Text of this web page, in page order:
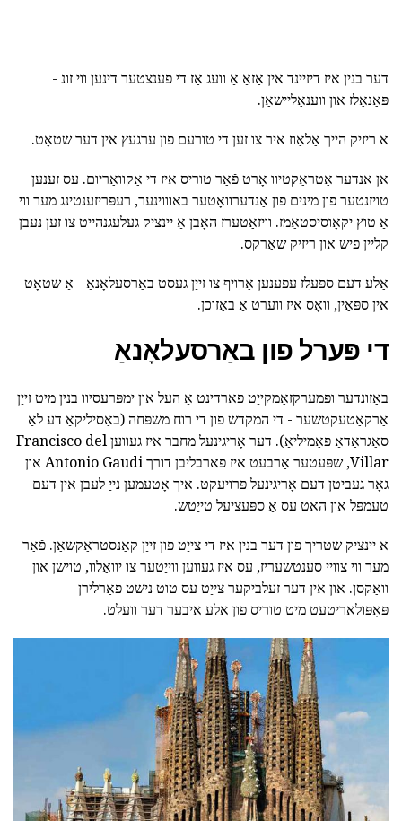
דער בנין איז דיזיינד אין אַזאַ אַ וועג אַז די פֿענצטער דינען ווי זונ -
פּאַנאַלז און ווענאַליישאַן.
א ריזיק הייך אַלאַוז איר צו זען די טורעם פון ערגעץ אין דער שטאָט.
אן אנדער אַטראַקטיוו אָרט פֿאַר טוריס איז די אַקוואַריום. עס זענען
טויזנטער פון מינים פון אַנדערוואָטער באוווינער, רעפּריזענטינג מער ווי
אַ טוץ יקאָוסיסטאַמז. וויזאַטערז האָבן אַ יינציק געלעגנהייט צו זען נעבן
קליין פיש און ריזיק שאַרקס.
אַלע דעם ספּעלז עפענען אַרויף צו זייַן געסט באַרסעלאָנאַ - אַ שטאָט
אין ספּאַין, וואָס איז ווערט אַ באַזוכן.
די פּערל פון באַרסעלאָנאַ
באַזונדער ופמערקזאַמקייַט פארדינט אַ העל און ימפּרעסיוו בנין מיט זייַן
אַרקאַטעקטשער - די המקדש פון די רוח משפּחה (באַסיליקאַ דע לאַ
סאַגראַדאַ פאַמיליאַ). דער אָריגינעל מחבר איז געווען Francisco del
Villar, שפּעטער אַרבעט איז פארבליבן דורך Antonio Gaudi און
גאָר געביטן דעם אָריגינעל פּרויעקט. איך אָטעמען נייַ לעבן אין דעם
טעמפּל און האט עס אַ ספּעציעל טייַטש.
א יינציק שטריך פון דער בנין איז די צייַט פון זייַן קאַנסטראַקשאַן. פֿאַר
מער ווי צוויי סענטשעריז, עס איז געווען ווייַטער צו יוואַלוו, טוישן און
וואַקסן. און אין דער זעלביקער צייַט עס טוט נישט פאַרלירן
פּאָפּולאַריטעט מיט טוריס פון אַלע איבער דער וועלט.